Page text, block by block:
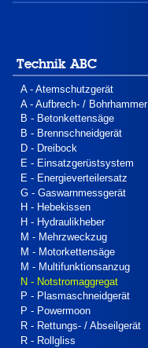
Technik ABC
A - Atemschutzgerät
A - Aufbrech- / Bohrhammer
B - Betonkettensäge
B - Brennschneidgerät
D - Dreibock
E - Einsatzgerüstsystem
E - Energieverteilersatz
G - Gaswarnmessgerät
H - Hebekissen
H - Hydraulikheber
M - Mehrzweckzug
M - Motorkettensäge
M - Multifunktionsanzug
N - Notstromaggregat
P - Plasmaschneidgerät
P - Powermoon
R - Rettungs- / Abseilgerät
R - Rollgliss